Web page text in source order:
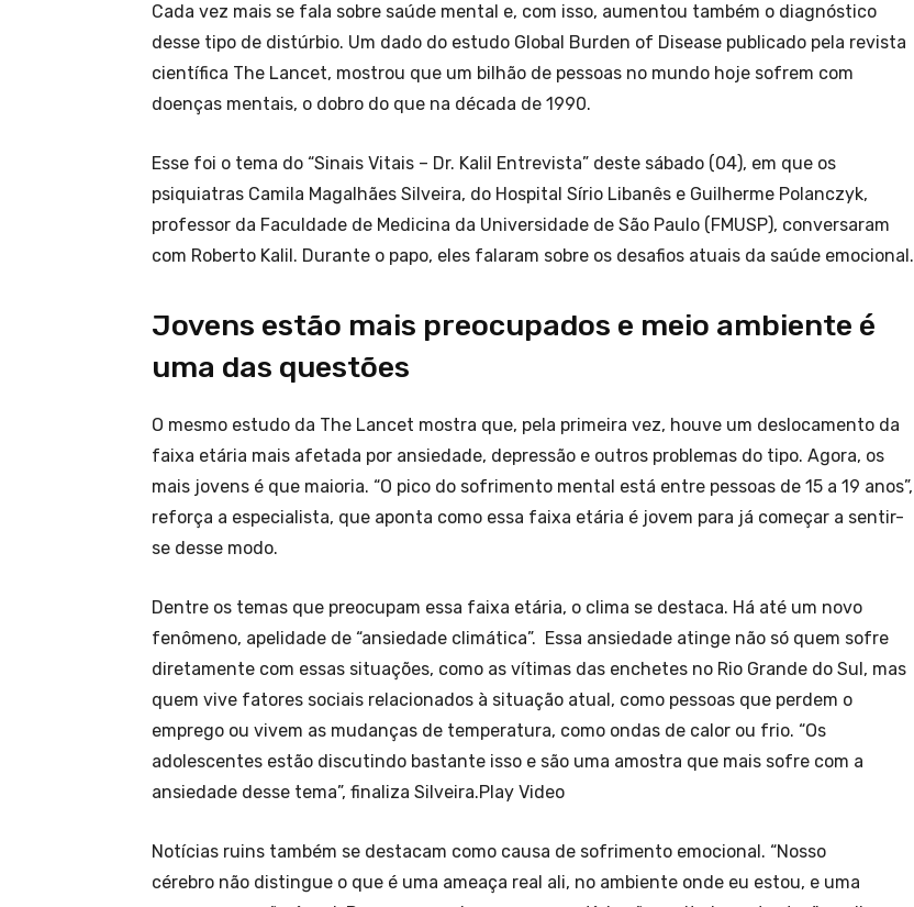
Cada vez mais se fala sobre saúde mental e, com isso, aumentou também o diagnóstico
desse tipo de distúrbio. Um dado do estudo Global Burden of Disease publicado pela revista
científica The Lancet, mostrou que um bilhão de pessoas no mundo hoje sofrem com
doenças mentais, o dobro do que na década de 1990.
Esse foi o tema do “Sinais Vitais – Dr. Kalil Entrevista” deste sábado (04), em que os
psiquiatras Camila Magalhães Silveira, do Hospital Sírio Libanês e Guilherme Polanczyk,
professor da Faculdade de Medicina da Universidade de São Paulo (FMUSP), conversaram
com Roberto Kalil. Durante o papo, eles falaram sobre os desafios atuais da saúde emocional.
Jovens estão mais preocupados e meio ambiente é
uma das questões
O mesmo estudo da The Lancet mostra que, pela primeira vez, houve um deslocamento da
faixa etária mais afetada por ansiedade, depressão e outros problemas do tipo. Agora, os
mais jovens é que maioria. “O pico do sofrimento mental está entre pessoas de 15 a 19 anos”,
reforça a especialista, que aponta como essa faixa etária é jovem para já começar a sentir-
se desse modo.
Dentre os temas que preocupam essa faixa etária, o clima se destaca. Há até um novo
fenômeno, apelidade de “ansiedade climática”. Essa ansiedade atinge não só quem sofre
diretamente com essas situações, como as vítimas das enchetes no Rio Grande do Sul, mas
quem vive fatores sociais relacionados à situação atual, como pessoas que perdem o
emprego ou vivem as mudanças de temperatura, como ondas de calor ou frio. “Os
adolescentes estão discutindo bastante isso e são uma amostra que mais sofre com a
ansiedade desse tema”, finaliza Silveira.Play Video
Notícias ruins também se destacam como causa de sofrimento emocional. “Nosso
cérebro não distingue o que é uma ameaça real ali, no ambiente onde eu estou, e uma